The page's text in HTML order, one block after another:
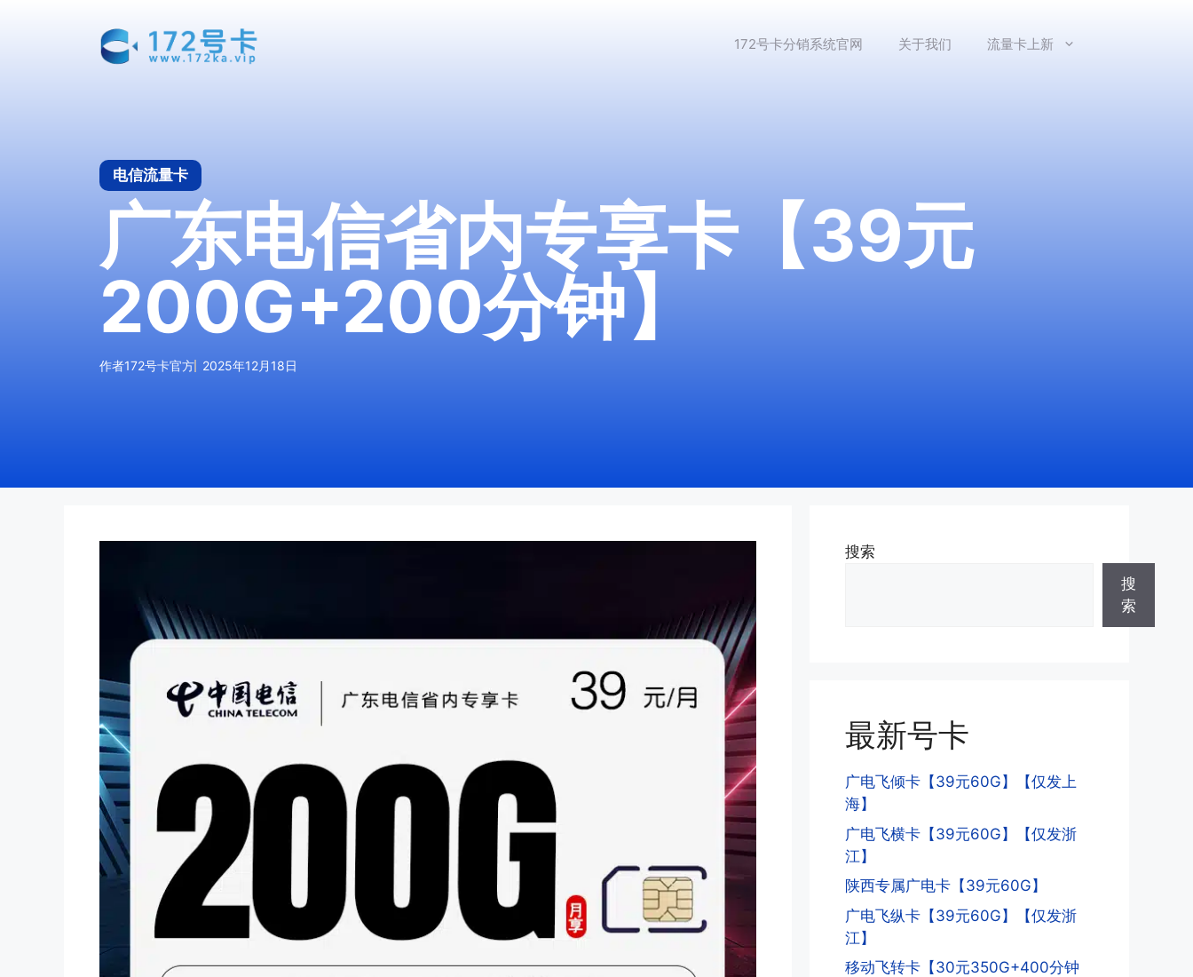
172号卡分销系统官网 关于我们 流量卡上新
电信流量卡
广东电信省内专享卡【39元
200G+200分钟】
作者172号卡官方 2025年12月18日
搜索
搜
索
最新号卡
广电飞倾卡【39元60G】【仅发上
海】
广电飞横卡【39元60G】【仅发浙
江】
陕西专属广电卡【39元60G】
广电飞纵卡【39元60G】【仅发浙
江】
移动飞转卡【30元350G+400分钟